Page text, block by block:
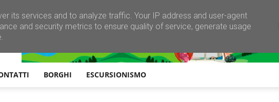
BORGHI ESCURSIONISMO
its services and to analyze traffic. Your IP address and user-agent
and security metrics to ensure quality of service, generate usage